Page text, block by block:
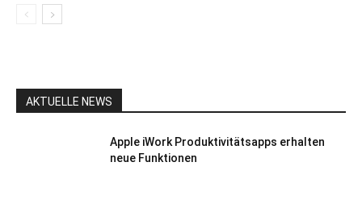
AKTUELLE NEWS
Apple iWork Produktivitätsapps erhalten
neue Funktionen